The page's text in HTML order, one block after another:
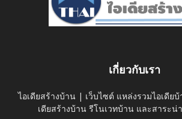
เกี่ยวกับเรา
ไอเดียสร้างบ้าน | เว็บไซต์ แหล่งรวมไอเดีย
เดียสร้างบ้าน รีโนเวทบ้าน และสาระน่